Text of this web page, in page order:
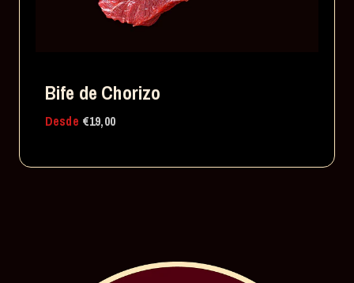
Bife de Chorizo
Desde €19,00